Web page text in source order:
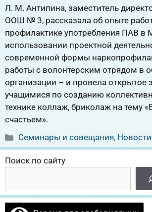
Л. М. Антипина, заместитель
ООШ № 3, рассказала об опыте
профилактике употребления ПАВ
использовании проектной
современной формы
работы с волонтерским отрядом в
организации – и провела открытое
учащимися по созданию
технике коллаж, бриколаж на тему
счастьем».
Рубрики
Семинары и совещания, Новости
Поиск по сайту